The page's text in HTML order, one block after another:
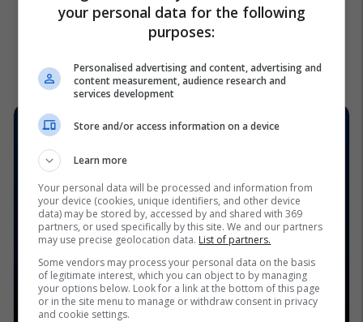
your personal data for the following
purposes:
Personalised advertising and content, advertising and
content measurement, audience research and
services development
Store and/or access information on a device
Learn more
Your personal data will be processed and information from
your device (cookies, unique identifiers, and other device
data) may be stored by, accessed by and shared with 369
partners, or used specifically by this site. We and our partners
may use precise geolocation data. List of partners.
Some vendors may process your personal data on the basis
of legitimate interest, which you can object to by managing
your options below. Look for a link at the bottom of this page
or in the site menu to manage or withdraw consent in privacy
and cookie settings.